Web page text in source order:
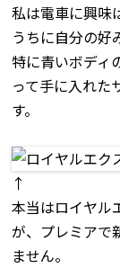
私は電車に興味
うちに自分の好
特に青いボディ
って手に入れた
す。
↑
本当はロイヤル
が、プレミアで
ません。